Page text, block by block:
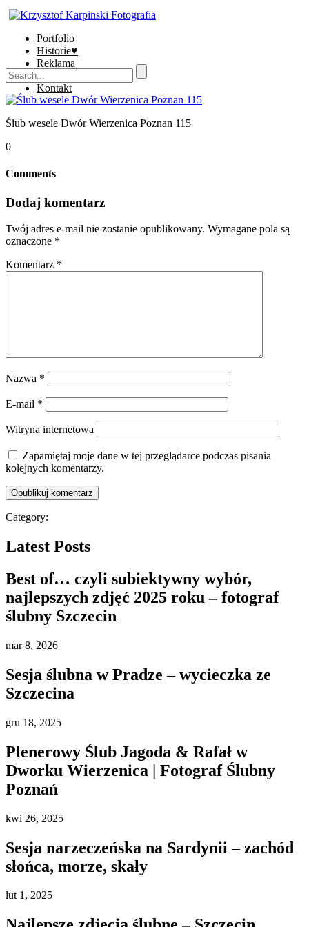
Portfolio
Historie♥
Reklama
Sklep
Kontakt
Ślub wesele Dwór Wierzenica Poznan 115
0
Comments
Dodaj komentarz
Twój adres e-mail nie zostanie opublikowany. Wymagane pola są
oznaczone *
Komentarz *
Nazwa *
E-mail *
Witryna internetowa
Zapamiętaj moje dane w tej przeglądarce podczas pisania
kolejnych komentarzy.
Category:
Latest Posts
Best of… czyli subiektywny wybór,
najlepszych zdjęć 2025 roku – fotograf
ślubny Szczecin
mar8, 2026
Sesja ślubna w Pradze – wycieczka ze
Szczecina
gru 18, 2025
Plenerowy Ślub Jagoda & Rafał w
Dworku Wierzenica | Fotograf Ślubny
Poznań
kwi 26, 2025
Sesja narzeczeńska na Sardynii – zachód
słońca, morze, skały
lut1, 2025